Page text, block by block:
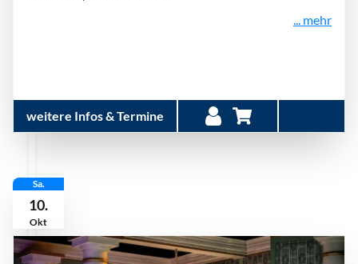
... mehr
weitere Infos & Termine
Sa.
10.
Okt